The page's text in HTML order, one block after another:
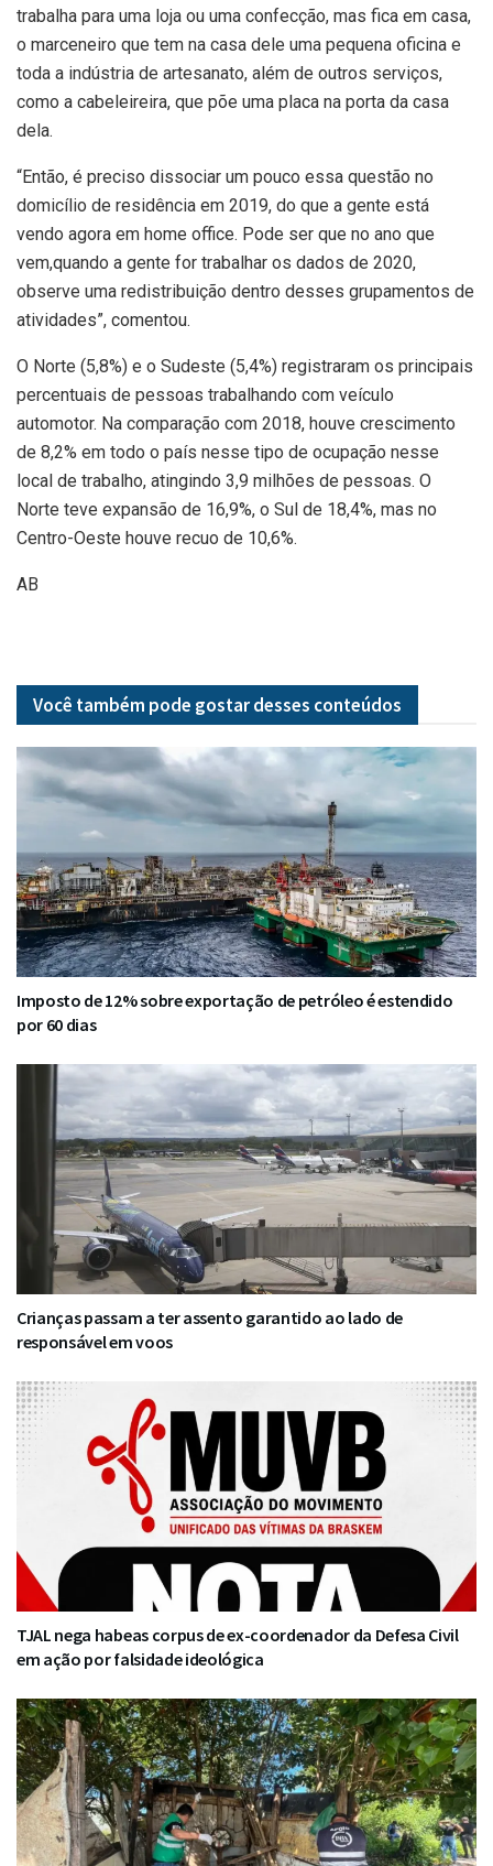
trabalha para uma loja ou uma confecção, mas fica em casa,
o marceneiro que tem na casa dele uma pequena oficina e
toda a indústria de artesanato, além de outros serviços,
como a cabeleireira, que põe uma placa na porta da casa
dela.
“Então, é preciso dissociar um pouco essa questão no
domicílio de residência em 2019, do que a gente está
vendo agora em home office. Pode ser que no ano que
vem,quando a gente for trabalhar os dados de 2020,
observe uma redistribuição dentro desses grupamentos de
atividades”, comentou.
O Norte (5,8%) e o Sudeste (5,4%) registraram os principais
percentuais de pessoas trabalhando com veículo
automotor. Na comparação com 2018, houve crescimento
de 8,2% em todo o país nesse tipo de ocupação nesse
local de trabalho, atingindo 3,9 milhões de pessoas. O
Norte teve expansão de 16,9%, o Sul de 18,4%, mas no
Centro-Oeste houve recuo de 10,6%.
AB
Você também pode gostar desses conteúdos
Imposto de 12% sobre exportação de petróleo é estendido
por 60 dias
Crianças passam a ter assento garantido ao lado de
responsável em voos
TJAL nega habeas corpus de ex-coordenador da Defesa Civil
em ação por falsidade ideológica